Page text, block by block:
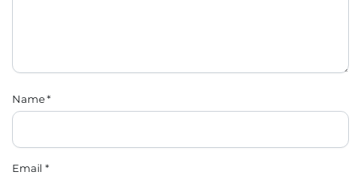
Name*
Email*